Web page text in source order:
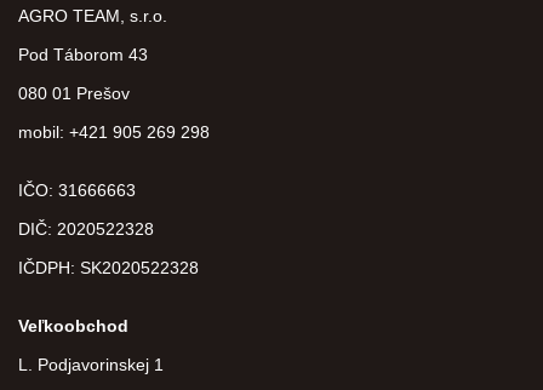
AGRO TEAM, s.r.o.
Pod Táborom 43
080 01 Prešov
mobil: +421 905 269 298
IČO: 31666663
DIČ: 2020522328
IČDPH: SK2020522328
Veľkoobchod
L. Podjavorinskej 1